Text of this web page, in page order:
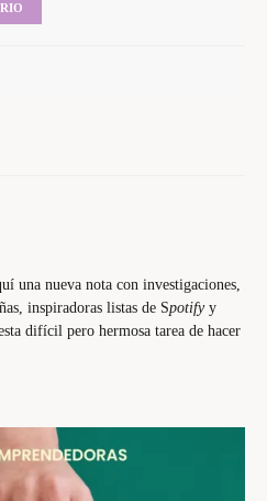
una nueva nota con investigaciones,
inspiradoras listas de Spotify y
difícil pero hermosa tarea de hacer